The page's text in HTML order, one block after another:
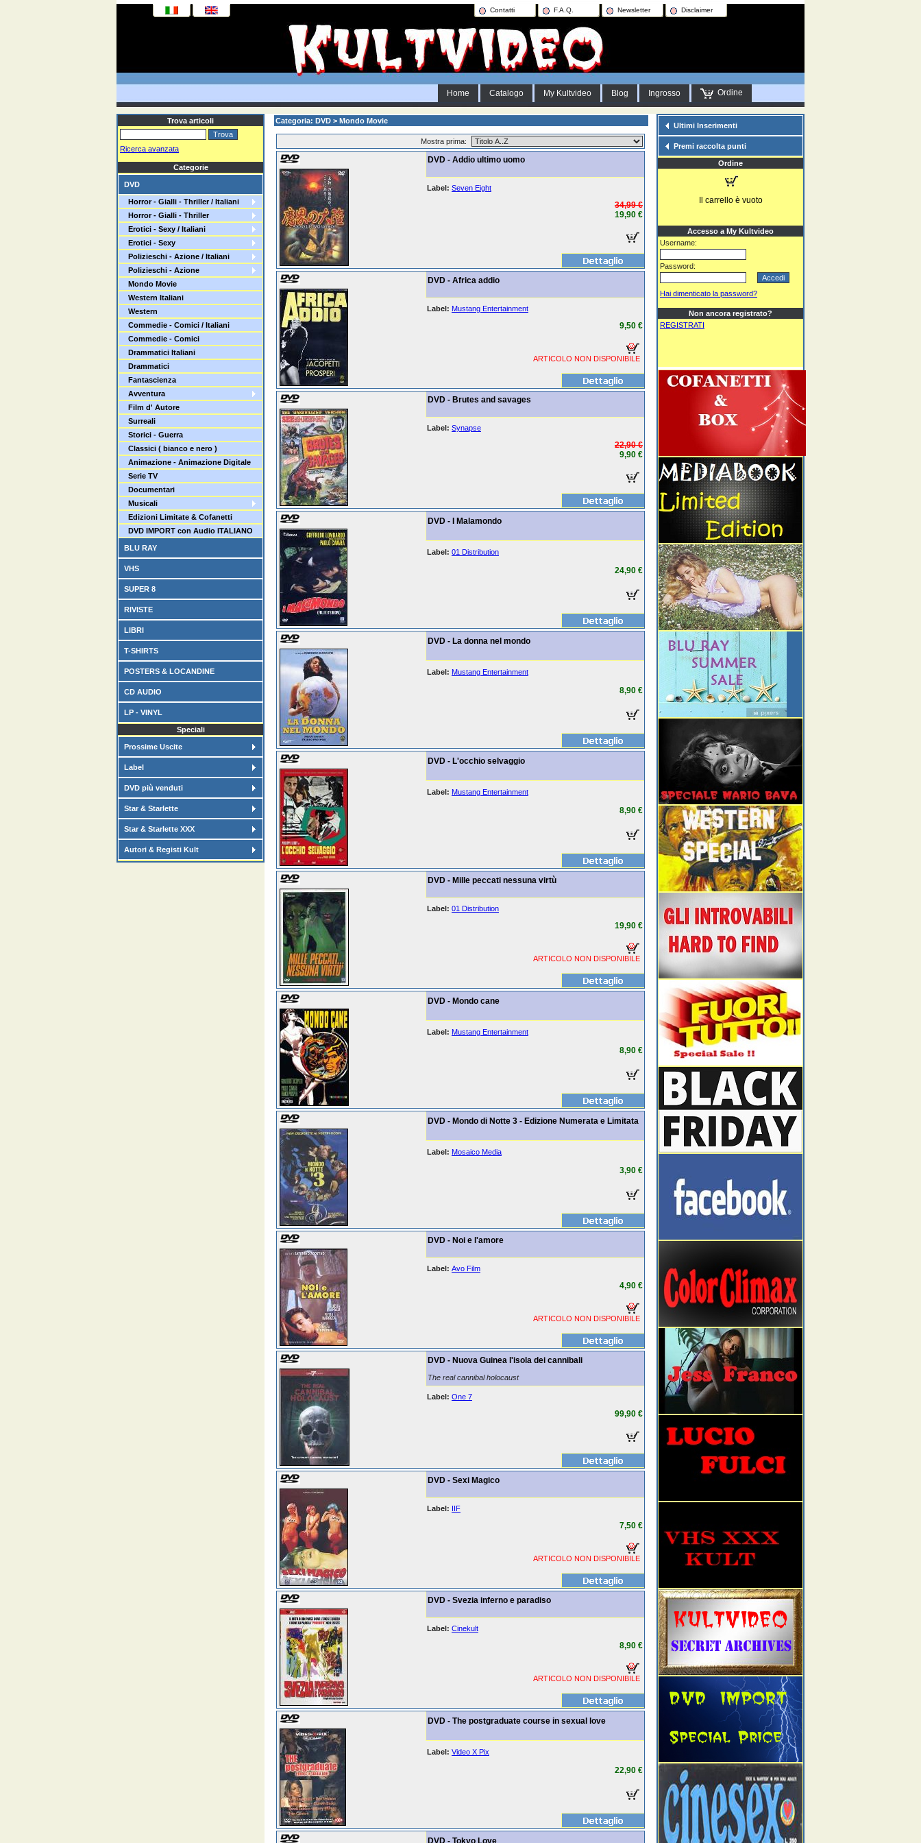
Contatti F.A.Q. Newsletter Disclaimer
Home Catalogo My Kultvideo Blog Ingrosso Ordine
Trova articoli
Ricerca avanzata
Categorie
DVD
Horror - Gialli - Thriller / Italiani
Horror - Gialli - Thriller
Erotici - Sexy / Italiani
Erotici - Sexy
Polizieschi - Azione / Italiani
Polizieschi - Azione
Mondo Movie
Western Italiani
Western
Commedie - Comici / Italiani
Commedie - Comici
Drammatici Italiani
Drammatici
Fantascienza
Avventura
Film d' Autore
Surreali
Storici - Guerra
Classici ( bianco e nero )
Animazione - Animazione Digitale
Serie TV
Documentari
Musicali
Edizioni Limitate & Cofanetti
DVD IMPORT con Audio ITALIANO
BLU RAY
VHS
SUPER 8
RIVISTE
LIBRI
T-SHIRTS
POSTERS & LOCANDINE
CD AUDIO
LP - VINYL
Speciali
Prossime Uscite
Label
DVD più venduti
Star & Starlette
Star & Starlette XXX
Autori & Registi Kult
Categoria: DVD > Mondo Movie
Mostra prima:
DVD - Addio ultimo uomo
Label: Seven Eight
34,99 €
19,90 €
DVD - Africa addio
Label: Mustang Entertainment
9,50 €
ARTICOLO NON DISPONIBILE
DVD - Brutes and savages
Label: Synapse
22,90 €
9,90 €
DVD - I Malamondo
Label: 01 Distribution
24,90 €
DVD - La donna nel mondo
Label: Mustang Entertainment
8,90 €
DVD - L'occhio selvaggio
Label: Mustang Entertainment
8,90 €
DVD - Mille peccati nessuna virtù
Label: 01 Distribution
19,90 €
ARTICOLO NON DISPONIBILE
DVD - Mondo cane
Label: Mustang Entertainment
8,90 €
DVD - Mondo di Notte 3 - Edizione Numerata e Limitata
Label: Mosaico Media
3,90 €
DVD - Noi e l'amore
Label: Avo Film
4,90 €
ARTICOLO NON DISPONIBILE
DVD - Nuova Guinea l'isola dei cannibali
The real cannibal holocaust
Label: One 7
99,90 €
DVD - Sexi Magico
Label: IIF
7,50 €
ARTICOLO NON DISPONIBILE
DVD - Svezia inferno e paradiso
Label: Cinekult
8,90 €
ARTICOLO NON DISPONIBILE
DVD - The postgraduate course in sexual love
Label: Video X Pix
22,90 €
DVD - Tokyo Love
Ultimi Inserimenti
Premi raccolta punti
Ordine
Il carrello è vuoto
Accesso a My Kultvideo
Username:
Password:
Hai dimenticato la password?
Non ancora registrato?
REGISTRATI